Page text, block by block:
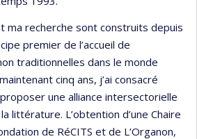
ma recherche sont construits depuis
premier de l’accueil de
traditionnelles dans le monde
cinq ans, j’ai consacré
une alliance intersectorielle
littérature. L’obtention d’une Chaire
de RéCITS et de L’Organon,